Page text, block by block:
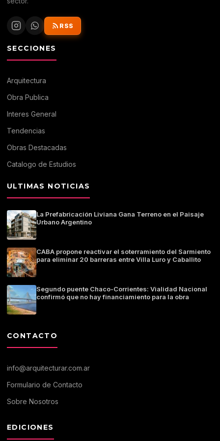
RSS
SECCIONES
Arquitectura
Obra Publica
Interes General
Tendencias
Obras Destacadas
Catalogo de Estudios
ULTIMAS NOTICIAS
La Prefabricación Liviana Gana Terreno en el Paisaje
Urbano Argentino
CABA propone reactivar el soterramiento del Sarmiento
para eliminar 20 barreras entre Villa Luro y Caballito
Segundo puente Chaco-Corrientes: Vialidad Nacional
confirmó que no hay financiamiento para la obra
CONTACTO
info@arquitecturar.com.ar
Formulario de Contacto
Sobre Nosotros
EDICIONES